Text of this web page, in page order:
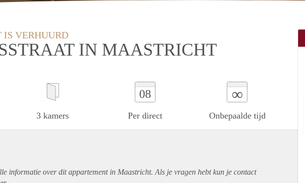
IS VERHUURD
IN MAASTRICHT
3 kamers
08
Per direct
∞
Onbepaalde tijd
informatie over ditappartementin Maastricht. Als je vragen hebt kun je contact